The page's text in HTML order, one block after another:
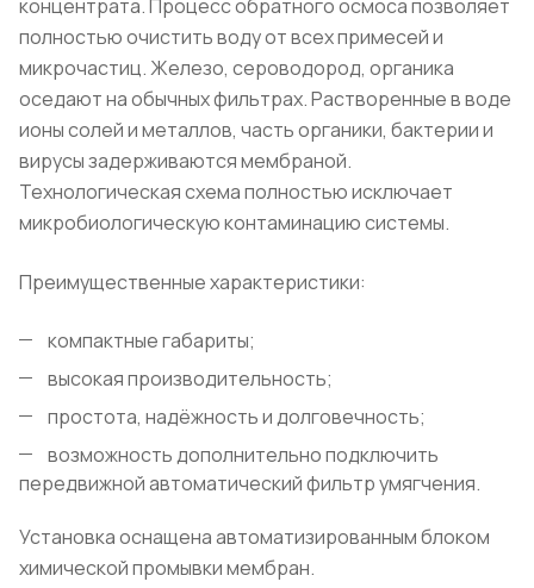
концентрата. Процесс обратного осмоса позволяет
полностью очистить воду от всех примесей и
микрочастиц. Железо, сероводород, органика
оседают на обычных фильтрах. Растворенные в воде
ионы солей и металлов, часть органики, бактерии и
вирусы задерживаются мембраной.
Технологическая схема полностью исключает
микробиологическую контаминацию системы.
Преимущественные характеристики:
компактные габариты;
высокая производительность;
простота, надёжность и долговечность;
возможность дополнительно подключить
передвижной автоматический фильтр умягчения.
Установка оснащена автоматизированным блоком
химической промывки мембран.